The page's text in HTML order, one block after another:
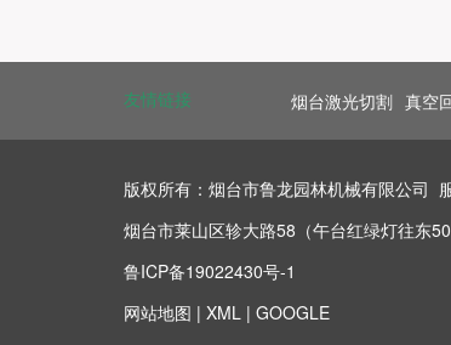
友情链接 烟台激光切割 真空
版权所有：烟台市鲁龙园林机械有限公
烟台市莱山区轸大路58（午台红绿灯往东
鲁ICP备19022430号-1
网站地图 | XML | GOOGLE